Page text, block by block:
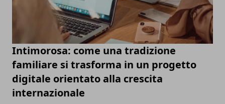
Intimorosa: come una tradizione
familiare si trasforma in un progetto
digitale orientato alla crescita
internazionale